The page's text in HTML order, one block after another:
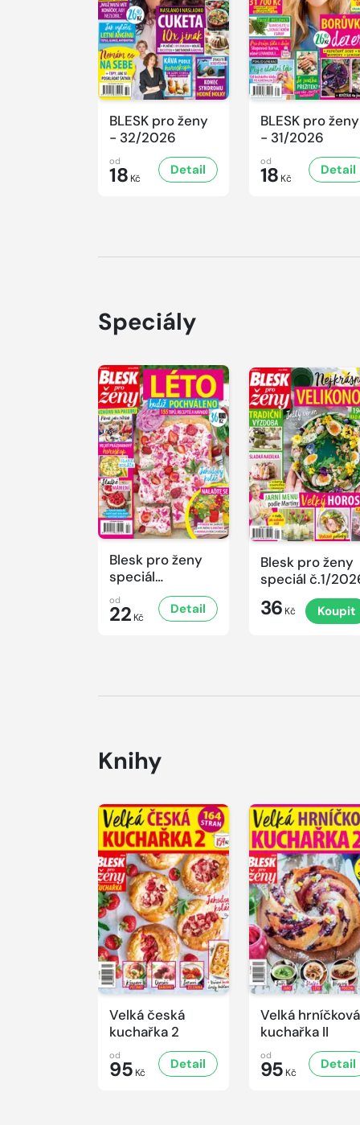
BLESK pro ženy
- 32/2026
od
18 Kč
Detail
BLESK pro ženy
- 31/2026
od
18 Kč
Detail
Speciály
Blesk pro ženy
speciál
č.2/2026
od
22 Kč
Detail
Blesk pro ženy
speciál č.1/
36 Kč Koupit
Knihy
Velká česká
kuchařka 2
od
95 Kč
Detail
Velká hrníčková
kuchařka II
od
95 Kč
Detail